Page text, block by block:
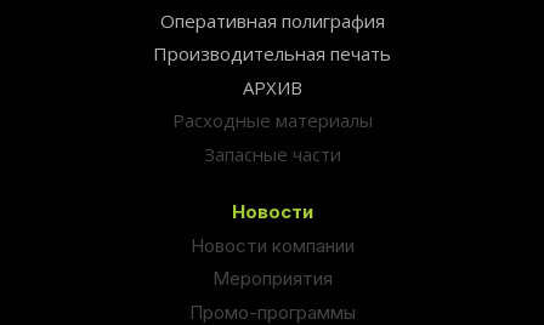
Оперативная полиграфия
Производительная печать
АРХИВ
Расходные материалы
Запасные части
Новости
Новости компании
Мероприятия
Промо-программы